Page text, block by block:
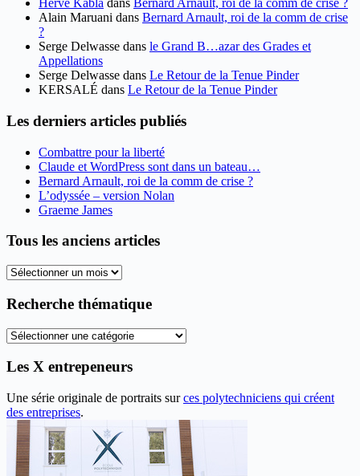
Herve Kabla dans Bernard Arnault, roi de la comm de crise ?
Alain Maruani dans Bernard Arnault, roi de la comm de crise
?
Serge Delwasse dans le Grand B…azar des Grades et
Appellations
Serge Delwasse dans Le Retour de la Tenue Pinder
KERSALÉ dans Le Retour de la Tenue Pinder
Les derniers articles publiés
Combattre pour la liberté
Claude et WordPress sont dans un bateau…
Bernard Arnault, roi de la comm de crise ?
L’odyssée – version Nolan
Graeme James
Tous les anciens articles
Tous
anciens
Recherche thématique
Recherche
Les X entrepeneurs
Une série originale de portraits surces polytechniciens qui créent
des entreprises.